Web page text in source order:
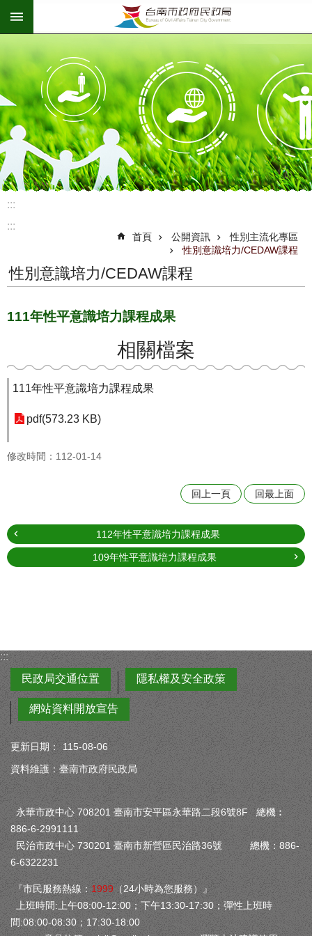
跳到主要內容區塊
:::
:::
首頁 公開資訊
性別主流化專區
性別意識培力/CEDAW課程
性別意識培力/CEDAW課程
111年性平意識培力課程成果
相關檔案
111年性平意識培力課程成果
pdf(573.23 KB)
修改時間：112-01-14
回上一頁 回最上面
112年性平意識培力課程成果
109年性平意識培力課程成果
:::
民政局交通位置
隱私權及安全政策
網站資料開放宣告
更新日期：
115-08-06
資料維護：臺南市政府民政局
永華市政中心 708201 臺南市安平區永華路二段6號8F 總機︰
886-6-2991111
民治市政中心 730201 臺南市新營區民治路36號 總機：886-
6-6322231
『市民服務熱線： 1999 （24小時為您服務）』
上班時間:上午08:00-12:00；下午13:30-17:30；彈性上班時
間:08:00-08:30；17:30-18:00